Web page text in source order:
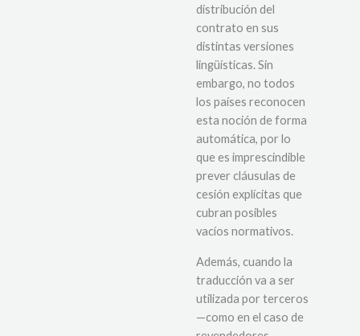
distribución del
contrato en sus
distintas versiones
lingüísticas. Sin
embargo, no todos
los países reconocen
esta noción de forma
automática, por lo
que es imprescindible
prever cláusulas de
cesión explícitas que
cubran posibles
vacíos normativos.
Además, cuando la
traducción va a ser
utilizada por terceros
—como en el caso de